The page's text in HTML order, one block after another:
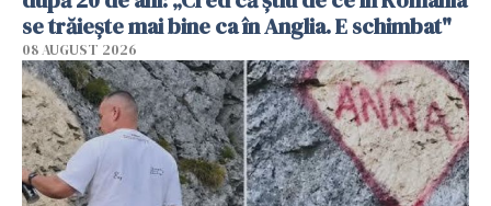
se trăiește mai bine ca în Anglia. E schimbat"
08 AUGUST 2026